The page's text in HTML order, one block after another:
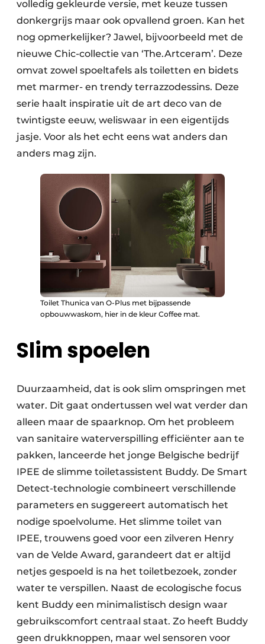
volledig gekleurde versie, met keuze tussen
donkergrijs maar ook opvallend groen. Kan het
nog opmerkelijker? Jawel, bijvoorbeeld met de
nieuwe Chic-collectie van ‘The.Artceram’. Deze
omvat zowel spoeltafels als toiletten en bidets
met marmer- en trendy terrazzodessins. Deze
serie haalt inspiratie uit de art deco van de
twintigste eeuw, weliswaar in een eigentijds
jasje. Voor als het echt eens wat anders dan
anders mag zijn.
Toilet Thunica van O-Plus met bijpassende
opbouwwaskom, hier in de kleur Coffee mat.
Slim spoelen
Duurzaamheid, dat is ook slim omspringen met
water. Dit gaat ondertussen wel wat verder dan
alleen maar de spaarknop. Om het probleem
van sanitaire waterverspilling efficiënter aan te
pakken, lanceerde het jonge Belgische bedrijf
IPEE de slimme toiletassistent Buddy. De Smart
Detect-technologie combineert verschillende
parameters en suggereert automatisch het
nodige spoelvolume. Het slimme toilet van
IPEE, trouwens goed voor een zilveren Henry
van de Velde Award, garandeert dat er altijd
netjes gespoeld is na het toiletbezoek, zonder
water te verspillen. Naast de ecologische focus
kent Buddy een minimalistisch design waar
gebruikscomfort centraal staat. Zo heeft Buddy
geen drukknoppen, maar wel sensoren voor